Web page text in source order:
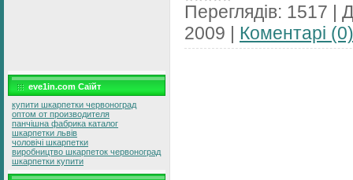
eve1in.com Саїйт
купити шкарпетки червоноград
оптом от производителя
панчішна фабрика каталог
шкарпетки львів
чоловічі шкарпетки
виробництво шкарпеток червоноград
шкарпетки купити
Переглядів: 1517 |
2009 | Коментарі (0)